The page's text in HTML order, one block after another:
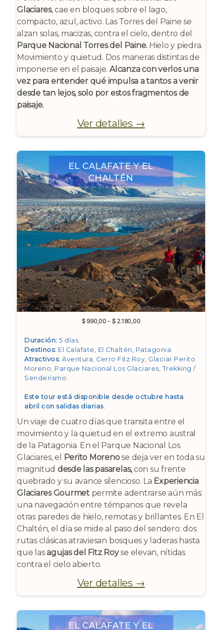
Glaciares, cae en bloques sobre el lago,
compacto, azul, activo. Las Torres del Paine se
alzan solas, macizas, contra el cielo, dentro del
Parque Nacional Torres del Paine. Hielo y piedra.
Movimiento y quietud. Dos maneras distintas de
imponerse en el paisaje. Alcanza con verlos una
vez para entender qué impulsa a tantos a venir
desde tan lejos, solo por estos fragmentos de
paisaje.
Ver detalles →
El Calafate y El
Chaltén
$ 990,00 - $ 2.180,00Rango
desde
$ 990,00
hasta
$ 2.180,00
Duración: 5 días.
Destinos: El Calafate, El Chaltén, Patagonia
Atractivos: Aventura, Cerro Fitz Roy, Glaciar Perito
Moreno, Parque Nacional Los Glaciares, Trekking /
Senderismo
Este tour está disponible desde octubre hasta
abril con salidas diarias.
Un viaje de cuatro días que transita entre el
movimiento y la quietud en el extremo austral
de la Patagonia. En el Parque Nacional Los
Glaciares, el
Perito Morenose deja ver en toda su
magnitud desde las pasarelas,con su frente
quebrado y su avance silencioso. La Experiencia
Glaciares Gourmetpermite adentrarse aún más:
una navegación entre témpanos que revela
otras paredes de hielo, remotas y brillantes. En El
Chaltén, el día se mide al paso del sendero: dos
rutas clásicas atraviesan bosques y laderas hasta
que las agujas del Fitz Royse elevan, nítidas
contra el cielo abierto.
Ver detalles →
El Calafate y El